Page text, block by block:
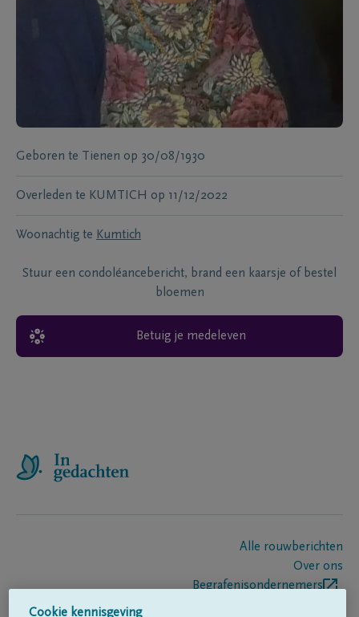
Geboren te Tienen op 30/08/1930
Overleden te KUMTICH op 11/12/2022
Woonachtig te Kumtich
Stuur een condoléancebericht, brand een kaarsje of bestel
bloemen
Betuig je medeleven
Alle rouwberichten
Over ons
Begrafenisondernemers
Cookie kennisgeving